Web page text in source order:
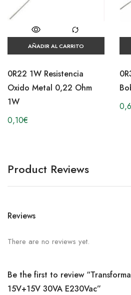
AÑADIR AL CARRITO
0R22 1W Resistencia
Oxido Metal 0,22 Ohm
1W
0,10€
Product Reviews
Reviews
There are no reviews yet.
Be the first to review
15V+15V 30VA E230Vac”